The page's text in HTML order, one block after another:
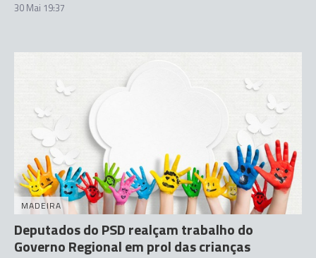
30 Mai 19:37
MADEIRA
Deputados do PSD realçam trabalho do
Governo Regional em prol das crianças